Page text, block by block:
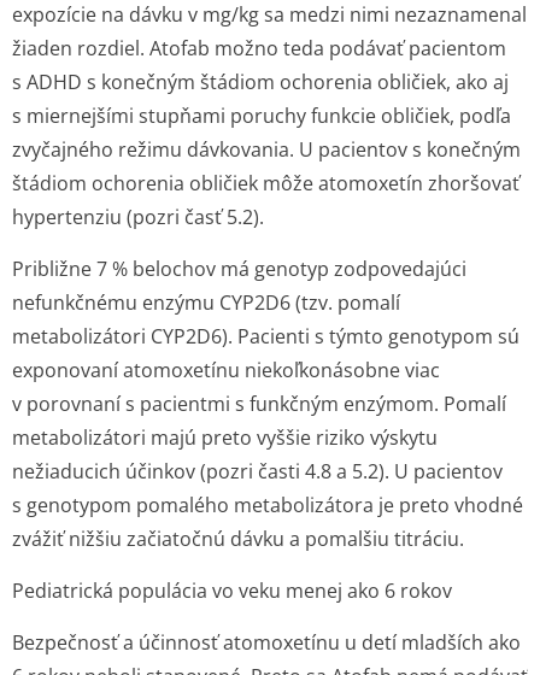
expozície na dávku v mg/kg sa medzi nimi nezaznamenal
žiaden rozdiel. Atofab možno teda podávať pacientom
s ADHD s konečným štádiom ochorenia obličiek, ako aj
s miernejšími stupňami poruchy funkcie obličiek, podľa
zvyčajného režimu dávkovania. U pacientov s konečným
štádiom ochorenia obličiek môže atomoxetín zhoršovať
hypertenziu (pozri časť 5.2).
Približne 7 % belochov má genotyp zodpovedajúci
nefunkčnému enzýmu CYP2D6 (tzv. pomalí
metabolizátori CYP2D6). Pacienti s týmto genotypom sú
exponovaní atomoxetínu niekoľkonásobne viac
v porovnaní s pacientmi s funkčným enzýmom. Pomalí
metabolizátori majú preto vyššie riziko výskytu
nežiaducich účinkov (pozri časti 4.8 a 5.2). U pacientov
s genotypom pomalého metabolizátora je preto vhodné
zvážiť nižšiu začiatočnú dávku a pomalšiu titráciu.
Pediatrická populácia vo veku menej ako 6 rokov
Bezpečnosť a účinnosť atomoxetínu u detí mladších ako